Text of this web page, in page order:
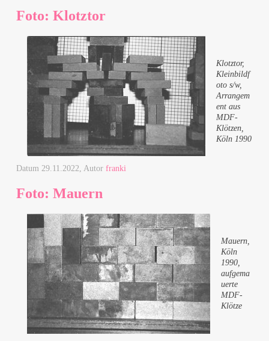
Foto: Klotztor
Klotztor,
Kleinbildf
oto s/w,
Arrangem
ent aus
MDF-
Klötzen,
Köln 1990
Datum29.11.2022, Autorfranki
Foto: Mauern
Mauern,
Köln
1990,
aufgema
uerte
MDF-
Klötze